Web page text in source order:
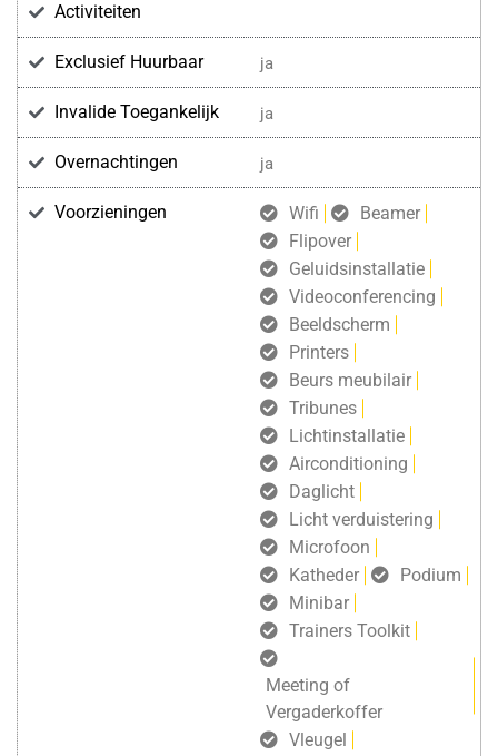
Activiteiten
Exclusief Huurbaar ja
Invalide Toegankelijk ja
Overnachtingen ja
Voorzieningen Wifi
Beamer
Flipover
Geluidsinstallatie
Videoconferencing
Beeldscherm
Printers
Beurs meubilair
Tribunes
Lichtinstallatie
Airconditioning
Daglicht
Licht verduistering
Microfoon
Katheder
Podium
Minibar
Trainers Toolkit
Meeting of
Vergaderkoffer
Vleugel